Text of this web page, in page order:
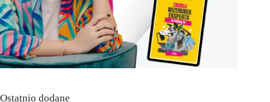
Ostatnio dodane